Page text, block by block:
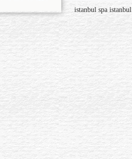
istanbul spa